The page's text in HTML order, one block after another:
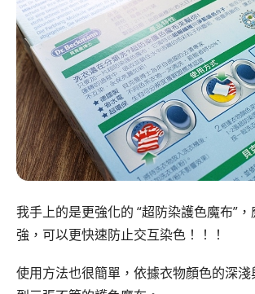
我手上的是更強化的 “超防染護色魔布”
強，可以更快速防止交互染色！！！
使用方法也很簡單，依據衣物顏色的深